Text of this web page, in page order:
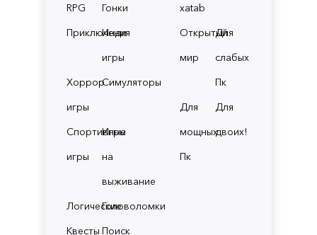
RPG
Гонки
Приключения
Инди
игры
Хоррор
игры
Симуляторы
Спортивные
игры
Игры
на
выживание
ЛогическиеГоловоломки
Квесты Поиск
xatab
Открытый
мир
Для
слабых
Пк
Для
мощных
Пк
Для
двоих!